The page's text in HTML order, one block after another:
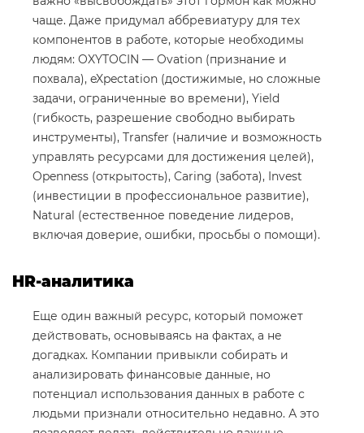
чаще. Даже придумал аббревиатуру для тех
компонентов в работе, которые необходимы
людям: OXYTOCIN — Ovation (признание и
похвала), eXpectation (достижимые, но сложные
задачи, ограниченные во времени), Yield
(гибкость, разрешение свободно выбирать
инструменты), Transfer (наличие и возможность
управлять ресурсами для достижения целей),
Openness (открытость), Caring (забота), Invest
(инвестиции в профессиональное развитие),
Natural (естественное поведение лидеров,
включая доверие, ошибки, просьбы о помощи).
HR-аналитика
Еще один важный ресурс, который поможет
действовать, основываясь на фактах, а не
догадках. Компании привыкли собирать и
анализировать финансовые данные, но
потенциал использования данных в работе с
людьми признали относительно недавно. А это